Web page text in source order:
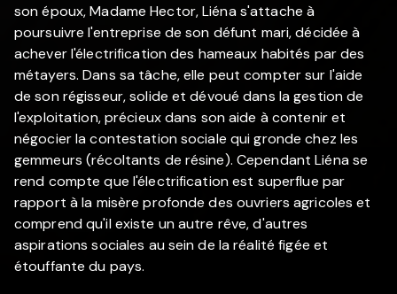
son époux, Madame Hector, Liéna s'attache à
poursuivre l'entreprise de son défunt mari, décidée à
achever l'électrification des hameaux habités par des
métayers. Dans sa tâche, elle peut compter sur l'aide
de son régisseur, solide et dévoué dans la gestion de
l'exploitation, précieux dans son aide à contenir et
négocier la contestation sociale qui gronde chez les
gemmeurs (récoltants de résine). Cependant Liéna se
rend compte que l'électrification est superflue par
rapport à la misère profonde des ouvriers agricoles et
comprend qu'il existe un autre rêve, d'autres
aspirations sociales au sein de la réalité figée et
étouffante du pays.